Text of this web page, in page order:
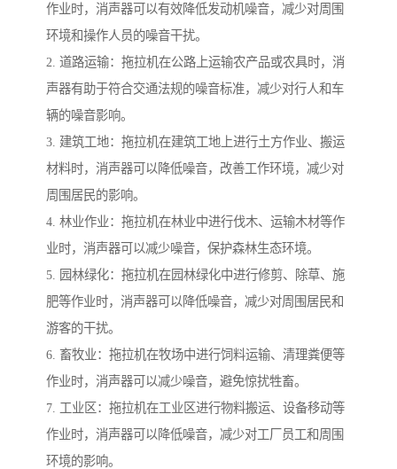
作业时，消声器可以有效降低发动机噪音，减少对周围
环境和操作人员的噪音干扰。
2. 道路运输：拖拉机在公路上运输农产品或农具时，消
声器有助于符合交通法规的噪音标准，减少对行人和车
辆的噪音影响。
3. 建筑工地：拖拉机在建筑工地上进行土方作业、搬运
材料时，消声器可以降低噪音，改善工作环境，减少对
周围居民的影响。
4. 林业作业：拖拉机在林业中进行伐木、运输木材等作
业时，消声器可以减少噪音，保护森林生态环境。
5. 园林绿化：拖拉机在园林绿化中进行修剪、除草、施
肥等作业时，消声器可以降低噪音，减少对周围居民和
游客的干扰。
6. 畜牧业：拖拉机在牧场中进行饲料运输、清理粪便等
作业时，消声器可以减少噪音，避免惊扰牲畜。
7. 工业区：拖拉机在工业区进行物料搬运、设备移动等
作业时，消声器可以降低噪音，减少对工厂员工和周围
环境的影响。